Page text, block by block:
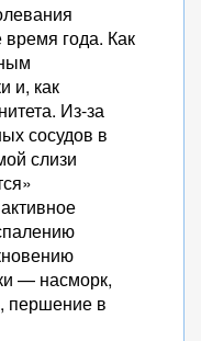
года. Как
и, как
Из-за
сосудов в
слизи
— насморк,
першение в